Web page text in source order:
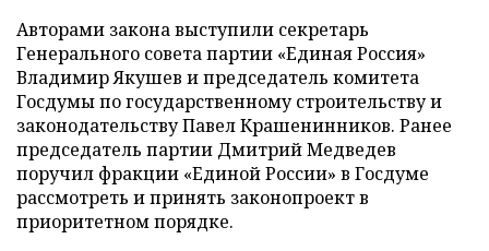
Авторами закона выступили секретарь
Генерального совета партии «Единая Россия»
Владимир Якушев и председатель комитета
Госдумы по государственному строительству и
законодательству Павел Крашенинников. Ранее
председатель партии Дмитрий Медведев
поручил фракции «Единой России» в Госдуме
рассмотреть и принять законопроект в
приоритетном порядке.